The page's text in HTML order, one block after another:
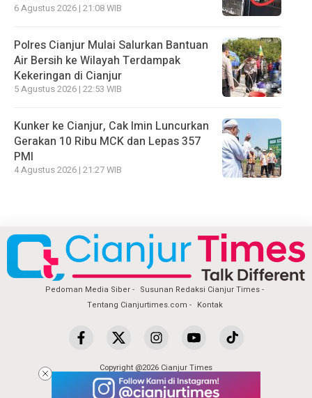
6 Agustus 2026 | 21:08 WIB
Polres Cianjur Mulai Salurkan Bantuan
Air Bersih ke Wilayah Terdampak
Kekeringan di Cianjur
5 Agustus 2026 | 22:53 WIB
Kunker ke Cianjur, Cak Imin Luncurkan
Gerakan 10 Ribu MCK dan Lepas 357
PMI
4 Agustus 2026 | 21:27 WIB
Pedoman Media Siber
Susunan Redaksi Cianjur Times
Tentang Cianjurtimes.com
Kontak
Copyright @2026 Cianjur Times
All Rights Reserved